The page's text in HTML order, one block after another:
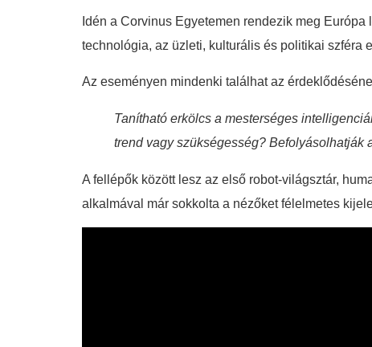
Idén a Corvinus Egyetemen rendezik meg
technológia, az üzleti, kulturális és politikai szféra
Az eseményen mindenki találhat az
Tanítható erkölcs a mesterséges
trend vagy szükségesség? Befolyásolhatják
A fellépők között lesz az első robot-világsztár,
alkalmával már sokkolta a nézőket félelmetes